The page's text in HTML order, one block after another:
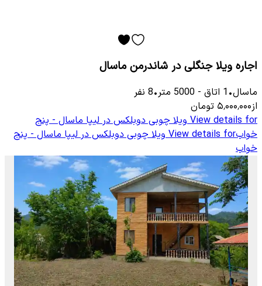
اجاره ویلا جنگلی در شاندرمن ماسال
ماسال•
1 اتاق -
5000 متر•
8 نفر
از۵٬۰۰۰٬۰۰۰ تومان
View details for ویلا چوبی دوبلکس در لیپا ماسال - پنج
خوابView details for ویلا چوبی دوبلکس در لیپا ماسال - پنج
خواب